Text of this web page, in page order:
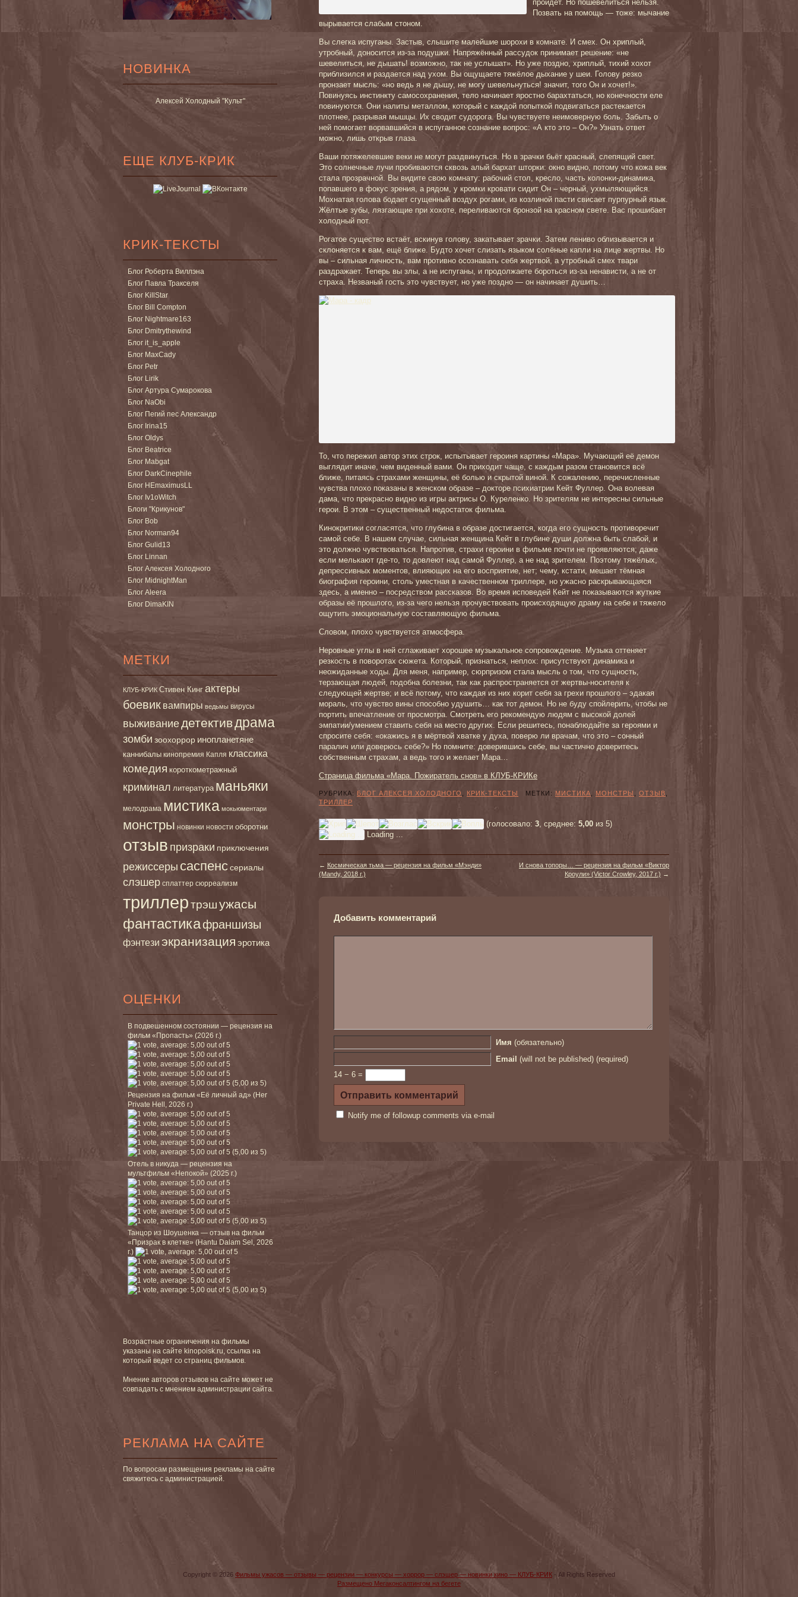
НОВИНКА
Алексей Холодный "Культ"
ЕЩЕ КЛУБ-КРИК
КРИК-ТЕКСТЫ
Блог Роберта Виллэна
Блог Павла Тракселя
Блог KillStar
Блог Bill Compton
Блог Nightmare163
Блог Dmitrythewind
Блог it_is_apple
Блог MaxCady
Блог Petr
Блог Lirik
Блог Артура Сумарокова
Блог NaObi
Блог Пегий пес Александр
Блог Irina15
Блог Oldys
Блог Beatrice
Блог Mabgat
Блог DarkCinephile
Блог HEmaximusLL
Блог Iv1oWitch
Блоги "Крикунов"
Блог Bob
Блог Norman94
Блог Gulid13
Блог Linnan
Блог Алексея Холодного
Блог MidnightMan
Блог Aleera
Блог DimaKIN
МЕТКИ
КЛУБ-КРИК Стивен Кинг актеры
боевик вампиры ведьмы вирусы
выживаниедетективдрама
зомби зоохоррор инопланетяне
каннибалы кинопремия Капля классика
комедия короткометражный
криминал литература маньяки
мелодрама мистика мокьюментари
монстры новинки новости оборотни
отзыв призраки приключения
режиссеры саспенссериалы
слэшер сплаттер сюрреализм
триллертрэшужасы
фантастикафраншизы
фэнтези экранизация эротика
ОЦЕНКИ
В подвешенном состоянии — рецензия на
фильм «Пропасть» (2026 г.)
(5,00 из 5)
Рецензия на фильм «Её личный ад» (Her
Private Hell, 2026 г.)
(5,00 из 5)
Отель в никуда — рецензия на
мультфильм «Непокой» (2025 г.)
(5,00 из 5)
Танцор из Шоушенка — отзыв на фильм
«Призрак в клетке» (Hantu Dalam Sel, 2026
г.)
(5,00 из 5)
Возрастные ограничения на фильмы
указаны на сайте kinopoisk.ru, ссылка на
который ведет со страниц фильмов.
Мнение авторов отзывов на сайте может не
совпадать с мнением администрации сайта.
РЕКЛАМА НА САЙТЕ
По вопросам размещения рекламы на сайте
свяжитесь с администрацией.
пройдёт. Но пошевелиться нельзя.
Позвать на помощь — тоже: мычание
вырывается слабым стоном.
Вы слегка испуганы. Застыв, слышите малейшие шорохи в комнате. И смех. Он хриплый,
утробный, доносится из-за подушки. Напряжённый рассудок принимает решение: «не
шевелиться, не дышать! возможно, так не услышат». Но уже поздно, хриплый, тихий хохот
приблизился и раздается над ухом. Вы ощущаете тяжёлое дыхание у шеи. Голову резко
пронзает мысль: «но ведь я не дышу, не могу шевельнуться! значит, того Он и хочет!».
Повинуясь инстинкту самосохранения, тело начинает яростно барахтаться, но конечности еле
повинуются. Они налиты металлом, который с каждой попыткой подвигаться растекается
плотнее, разрывая мышцы. Их сводит судорога. Вы чувствуете неимоверную боль. Забыть о
ней помогает ворвавшийся в испуганное сознание вопрос: «А кто это – Он?» Узнать ответ
можно, лишь открыв глаза.
Ваши потяжелевшие веки не могут раздвинуться. Но в зрачки бьёт красный, слепящий свет.
Это солнечные лучи пробиваются сквозь алый бархат шторки: окно видно, потому что кожа век
стала прозрачной. Вы видите свою комнату: рабочий стол, кресло, часть колонки-динамика,
попавшего в фокус зрения, а рядом, у кромки кровати сидит Он – черный, ухмыляющийся.
Мохнатая голова бодает сгущенный воздух рогами, из козлиной пасти свисает пурпурный язык.
Жёлтые зубы, лязгающие при хохоте, переливаются бронзой на красном свете. Вас прошибает
холодный пот.
Рогатое существо встаёт, вскинув голову, закатывает зрачки. Затем лениво облизывается и
склоняется к вам, ещё ближе. Будто хочет слизать языком солёные капли на лице жертвы. Но
вы – сильная личность, вам противно осознавать себя жертвой, а утробный смех твари
раздражает. Теперь вы злы, а не испуганы, и продолжаете бороться из-за ненависти, а не от
страха. Незваный гость это чувствует, но уже поздно — он начинает душить…
То, что пережил автор этих строк, испытывает героиня картины «Мара». Мучающий её демон
выглядит иначе, чем виденный вами. Он приходит чаще, с каждым разом становится всё
ближе, питаясь страхами женщины, её болью и скрытой виной. К сожалению, перечисленные
чувства плохо показаны в женском образе – докторе психиатрии Кейт Фуллер. Она волевая
дама, что прекрасно видно из игры актрисы О. Куреленко. Но зрителям не интересны сильные
герои. В этом – существенный недостаток фильма.
Кинокритики согласятся, что глубина в образе достигается, когда его сущность противоречит
самой себе. В нашем случае, сильная женщина Кейт в глубине души должна быть слабой, и
это должно чувствоваться. Напротив, страхи героини в фильме почти не проявляются; даже
если мелькают где-то, то довлеют над самой Фуллер, а не над зрителем. Поэтому тяжёлых,
депрессивных моментов, влияющих на его восприятие, нет; чему, кстати, мешает тёмная
биография героини, столь уместная в качественном триллере, но ужасно раскрывающаяся
здесь, а именно – посредством рассказов. Во время исповедей Кейт не показываются жуткие
образы её прошлого, из-за чего нельзя прочувствовать происходящую драму на себе и тяжело
ощутить эмоциональную составляющую фильма.
Словом, плохо чувствуется атмосфера.
Неровные углы в ней сглаживает хорошее музыкальное сопровождение. Музыка оттеняет
резкость в поворотах сюжета. Который, признаться, неплох: присутствуют динамика и
неожиданные ходы. Для меня, например, сюрпризом стала мысль о том, что сущность,
терзающая людей, подобна болезни, так как распространяется от жертвы-носителя к
следующей жертве; и всё потому, что каждая из них корит себя за грехи прошлого – эдакая
мораль, что чувство вины способно удушить… как тот демон. Но не буду спойлерить, чтобы не
портить впечатление от просмотра. Смотреть его рекомендую людям с высокой долей
эмпатии/умением ставить себя на место других. Если решитесь, понаблюдайте за героями и
спросите себя: «окажись я в мёртвой хватке у духа, поверю ли врачам, что это – сонный
паралич или доверюсь себе?» Но помните: доверившись себе, вы частично доверитесь
собственным страхам, а ведь того и желает Мара…
Страница фильма «Мара. Пожиратель снов» в КЛУБ-КРИКе
РУБРИКА: БЛОГ АЛЕКСЕЯ ХОЛОДНОГО КРИК-ТЕКСТЫ МЕТКИ: МИСТИКА МОНСТРЫ ОТЗЫВ
ТРИЛЛЕР
(голосовало: 3, среднее: 5,00 из 5)
Loading ...
← Космическая тьма — рецензия на фильм «Мэнди»
(Mandy, 2018 г.)
И снова топоры… — рецензия на фильм «Виктор
Кроули» (Victor Crowley, 2017 г.) →
Добавить комментарий
Имя (обязательно)
Email (will not be published) (required)
14 − 6 =
Notify me of followup comments via e-mail
Copyright © 2026 Фильмы ужасов — отзывы — рецензии — конкурсы — хоррор — слэшер — новинки кино — КЛУБ-КРИК - All Rights Reserved
Размещено Мегаконсалтингом на бегете